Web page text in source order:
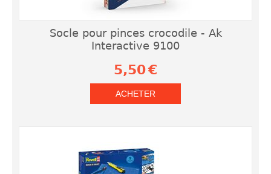
Socle pour pinces crocodile - Ak
Interactive 9100
5,50€
ACHETER